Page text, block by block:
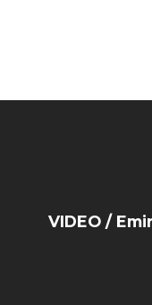
VIDEO /